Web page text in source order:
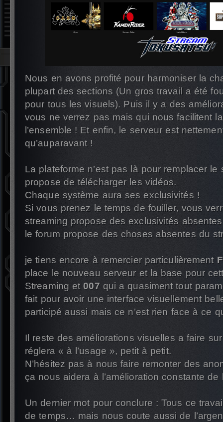
Nous en avons profité pour harmoniser la
plupart des sections (Un gros travail a été
pour tous les visuels). Puis il y a des
vous ne verrez pas mais qui nous facilitent
l’ensemble ! Et enfin, le serveur est
qu’auparavant !
La plateforme n’est pas là pour remplacer
propose de télécharger les vidéos.
Chaque système aura ses exclusivités !
Si vous prenez le temps de fouiller, vous
streaming propose des exclusivités
le forum propose des choses absentes du
je tiens encore à remercier particulièrement
place le nouveau serveur et la base pour
Streaming et007 qui a quasiment tout
fait pour avoir une interface visuellement
participé aussi mais ce n’est rien face à ce
Il reste des améliorations visuelles a faire
réglera « à l’usage », petit à petit.
N’hésitez pas à nous faire remonter des
ça nous aidera à l’amélioration constante de
Un dernier mot pour conclure : Tous ce
de temps… mais nous coute aussi de